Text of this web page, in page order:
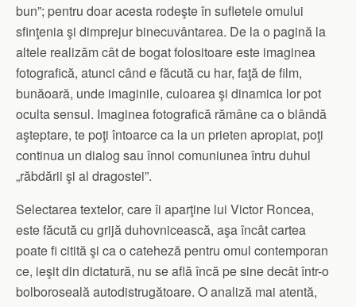
bun”; pentru doar acesta rodeşte în sufletele omului
sfinţenia şi dimprejur binecuvântarea. De la o pagină la
altele realizăm cât de bogat folositoare este imaginea
fotografică, atunci când e făcută cu har, faţă de film,
bunăoară, unde imaginile, culoarea şi dinamica lor pot
oculta sensul. Imaginea fotografică rămâne ca o blândă
aşteptare, te poţi întoarce ca la un prieten apropiat, poţi
continua un dialog sau înnoi comuniunea întru duhul
„răbdării şi al dragostei”.
Selectarea textelor, care îi aparţine lui Victor Roncea,
este făcută cu grijă duhovnicească, aşa încât cartea
poate fi citită şi ca o cateheză pentru omul contemporan
ce, ieşit din dictatură, nu se află încă pe sine decât într-o
bolboroseală autodistrugătoare. O analiză mai atentă,